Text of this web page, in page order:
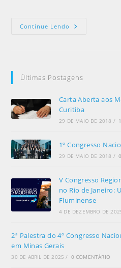
Continue Lendo
Últimas Postagens
Carta Aberta aos
Curitiba
29 DE MAIO DE 2018 /
1º Congresso
29 DE MAIO DE 2018 /
V Congresso
no Rio de Janeiro:
Fluminense
4 DE DEZEMBRO DE
2ª Palestra do 4º Congresso
em Minas Gerais
30 DE ABRIL DE 2025 / 0 COMENTÁRIO